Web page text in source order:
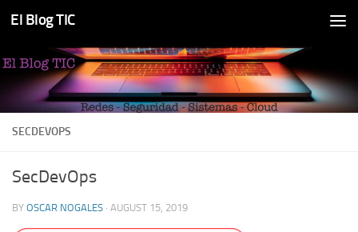
Skip to content
El Blog TIC
SECDEVOPS
SecDevOps
BY OSCAR NOGALES · AUGUST 15, 2019